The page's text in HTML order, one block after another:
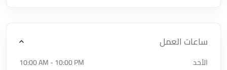
ساعات العمل
الأحد
10:00 AM - 10:00 PM